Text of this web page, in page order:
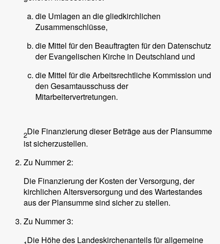
die Umlagen an die gliedkirchlichen
Zusammenschlüsse,
die Mittel für den Beauftragten für den Datenschutz
der Evangelischen Kirche in Deutschland und
die Mittel für die Arbeitsrechtliche Kommission und
den Gesamtausschuss der
Mitarbeitervertretungen.
2Die Finanzierung dieser Beträge aus der Plansumme
ist sicherzustellen.
Zu Nummer 2:
Die Finanzierung der Kosten der Versorgung, der
kirchlichen Altersversorgung und des Wartestandes
aus der Plansumme sind sicher zu stellen.
Zu Nummer 3:
Die Höhe des Landeskirchenanteils für allgemeine